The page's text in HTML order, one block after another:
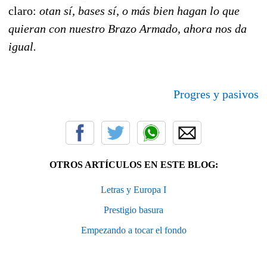
claro: otan sí, bases sí, o más bien hagan lo que
quieran con nuestro Brazo Armado, ahora nos da
igual.
Progres y pasivos
OTROS ARTÍCULOS EN ESTE BLOG:
Letras y Europa I
Prestigio basura
Empezando a tocar el fondo